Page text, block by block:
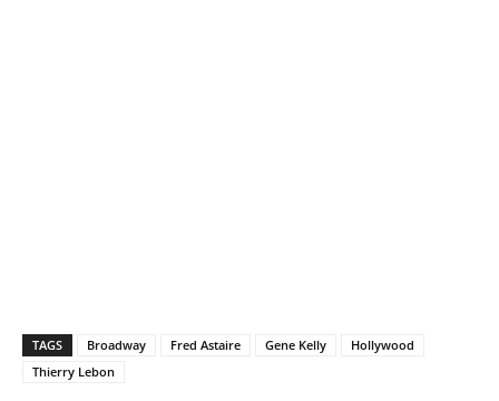
TAGS Broadway Fred Astaire Gene Kelly
Hollywood
Thierry Lebon